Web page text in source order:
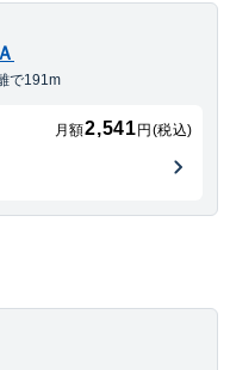
で191m
月額2,541 円(税込)